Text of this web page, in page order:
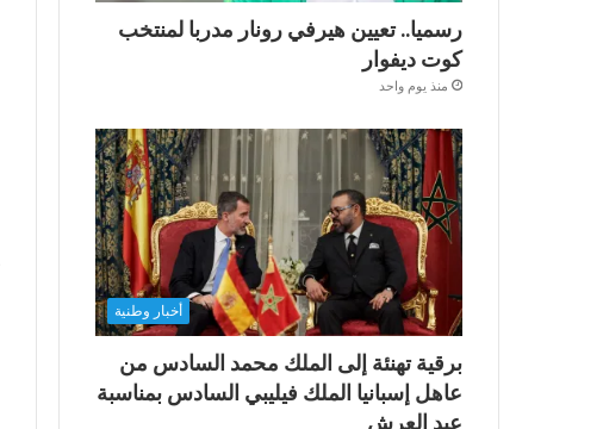
رسميا.. تعيين هيرفي رونار مدربا لمنتخب
كوت ديفوار
منذ يوم واحد
أخبار وطنية
برقية تهنئة إلى الملك محمد السادس من
عاهل إسبانيا الملك فيليبي السادس بمناسبة
عيد العرش